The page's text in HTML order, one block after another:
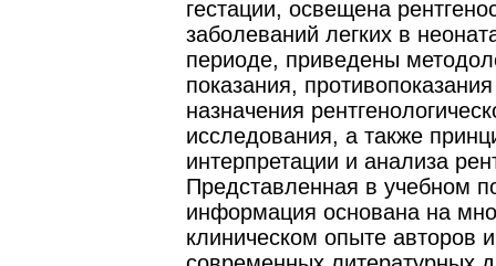
гестации, освещена
заболеваний легких в
периоде, приведены
показания,
назначения
исследования, а также
интерпретации и анализа
Представленная в учебном
информация основана на
клиническом опыте авторов и